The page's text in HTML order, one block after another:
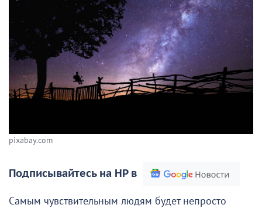
pixabay.com
Подписывайтесь на НР в
Самым чувствительным людям будет непросто